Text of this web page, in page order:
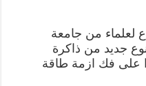
لعلماء من جامعة
جديد من ذاكرة
على فك ازمة طاقة